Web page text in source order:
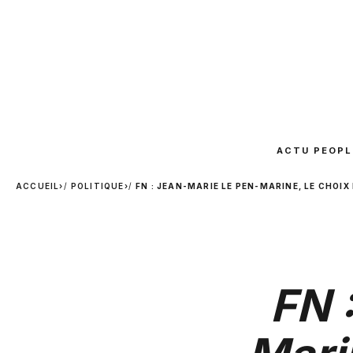
ACTU
ACCUEIL› POLITIQUE› FN : JEAN-MARIE LE PEN-MARINE, LE
FN